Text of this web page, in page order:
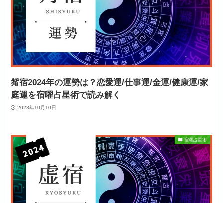
觜宿2024年の運勢は？恋愛運/仕事運/金運/健康運/家
庭運を宿曜占星術で読み解く
2023年10月10日
宿曜占星術